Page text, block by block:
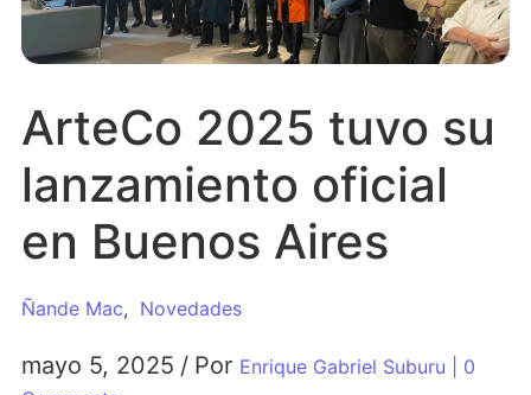
ArteCo 2025 tuvo su
lanzamiento oficial
en Buenos Aires
Ñande Mac, Novedades
mayo 5, 2025 / Por Enrique Gabriel Suburu
| 0